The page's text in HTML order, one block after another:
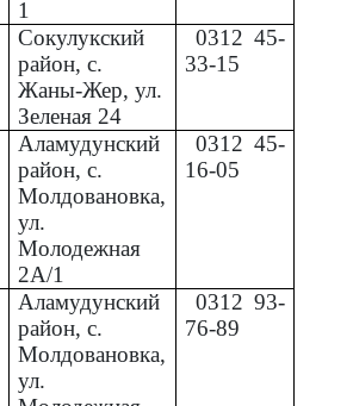
1
Сокулукский
район, с.
Жаны-Жер, ул.
Зеленая 24
0312 45-
33-15
Аламудунский
район, с.
Молдовановка,
ул.
Молодежная
2А/1
0312 45-
16-05
Аламудунский
район, с.
Молдовановка,
ул.
0312 93-
76-89